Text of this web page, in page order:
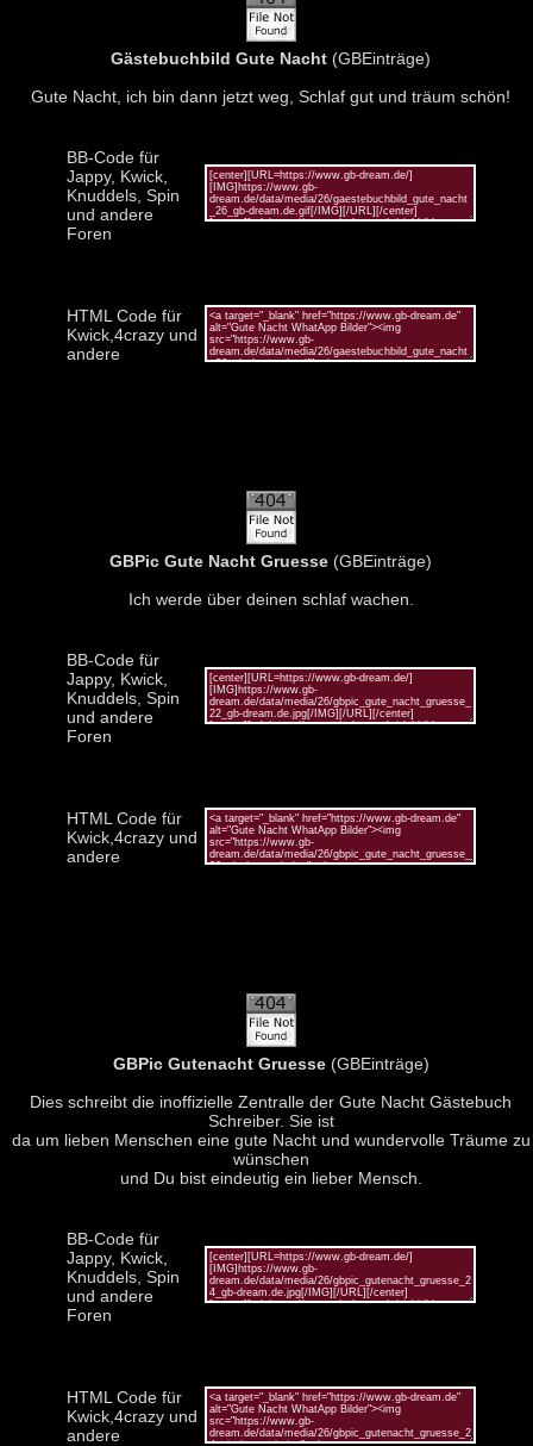
Gästebuchbild Gute Nacht (GBEinträge)
Gute Nacht, ich bin dann jetzt weg, Schlaf gut und träum schön!
BB-Code für
Jappy, Kwick,
Knuddels, Spin
und andere
Foren
HTML Code für
Kwick,4crazy und
andere
GBPic Gute Nacht Gruesse (GBEinträge)
Ich werde über deinen schlaf wachen.
BB-Code für
Jappy, Kwick,
Knuddels, Spin
und andere
Foren
HTML Code für
Kwick,4crazy und
andere
GBPic Gutenacht Gruesse(GBEinträge)
Dies schreibt die inoffizielle Zentralle der Gute Nacht Gästebuch
Schreiber. Sie ist
da um lieben Menschen eine gute Nacht und wundervolle Träume zu
wünschen
und Du bist eindeutig ein lieber Mensch.
BB-Code für
Jappy, Kwick,
Knuddels, Spin
und andere
Foren
HTML Code für
Kwick,4crazy und
andere